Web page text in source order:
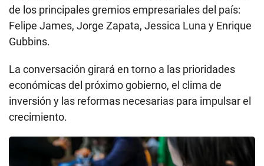
de los principales gremios empresariales del país:
Felipe James, Jorge Zapata, Jessica Luna y Enrique
Gubbins.
La conversación girará en torno a las prioridades
económicas del próximo gobierno, el clima de
inversión y las reformas necesarias para impulsar el
crecimiento.